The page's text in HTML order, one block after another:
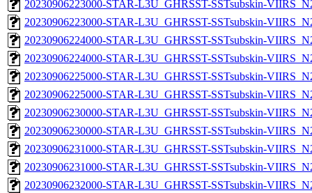
20230906223000-STAR-L3U_GHRSST-SSTsubskin-
20230906223000-STAR-L3U_GHRSST-SSTsubskin-
20230906224000-STAR-L3U_GHRSST-SSTsubskin-
20230906224000-STAR-L3U_GHRSST-SSTsubskin-
20230906225000-STAR-L3U_GHRSST-SSTsubskin-
20230906225000-STAR-L3U_GHRSST-SSTsubskin-
20230906230000-STAR-L3U_GHRSST-SSTsubskin-
20230906230000-STAR-L3U_GHRSST-SSTsubskin-
20230906231000-STAR-L3U_GHRSST-SSTsubskin-
20230906231000-STAR-L3U_GHRSST-SSTsubskin-
20230906232000-STAR-L3U_GHRSST-SSTsubskin-